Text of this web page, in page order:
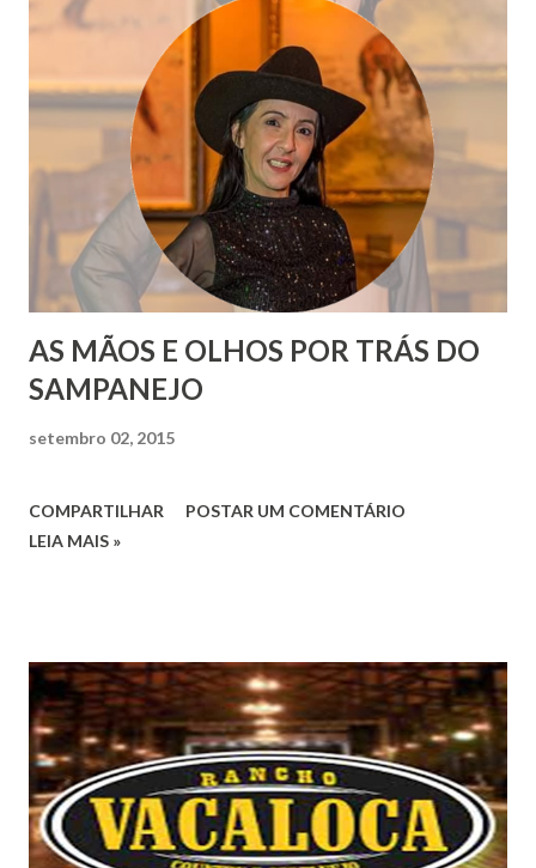
AS MÃOS E OLHOS POR TRÁS DO
SAMPANEJO
setembro 02, 2015
COMPARTILHAR
POSTAR UM COMENTÁRIO
LEIA MAIS »